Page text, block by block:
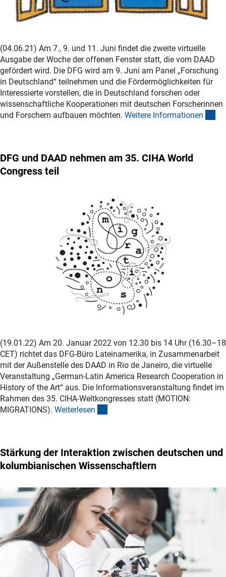
(04.06.21) Am 7., 9. und 11. Juni findet die zweite virtuelle
Ausgabe der Woche der offenen Fenster statt, die vom DAAD
gefördert wird. Die DFG wird am 9. Juni am Panel „Forschung
in Deutschland“ teilnehmen und die Fördermöglichkeiten für
Interessierte vorstellen, die in Deutschland forschen oder
wissenschaftliche Kooperationen mit deutschen Forscherinnen
und Forschern aufbauen möchten. Weitere Informationen
DFG und DAAD nehmen am 35. CIHA World
Congress teil
(19.01.22) Am 20. Januar 2022 von 12.30 bis 14 Uhr (16.30–18
CET) richtet das DFG-Büro Lateinamerika, in Zusammenarbeit
mit der Außenstelle des DAAD in Rio de Janeiro, die virtuelle
Veranstaltung „German-Latin America Research Cooperation in
History of the Art“ aus. Die Informationsveranstaltung findet im
Rahmen des 35. CIHA-Weltkongresses statt (MOTION:
MIGRATIONS). Weiterlesen
Stärkung der Interaktion zwischen deutschen und
kolumbianischen Wissenschaftlern